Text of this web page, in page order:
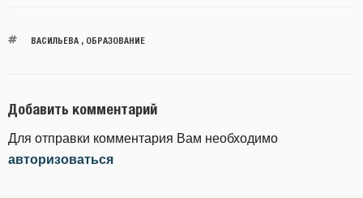
ВАСИЛЬЕВА, ОБРАЗОВАНИЕ
Добавить комментарий
Для отправки комментария Вам необходимо
авторизоваться